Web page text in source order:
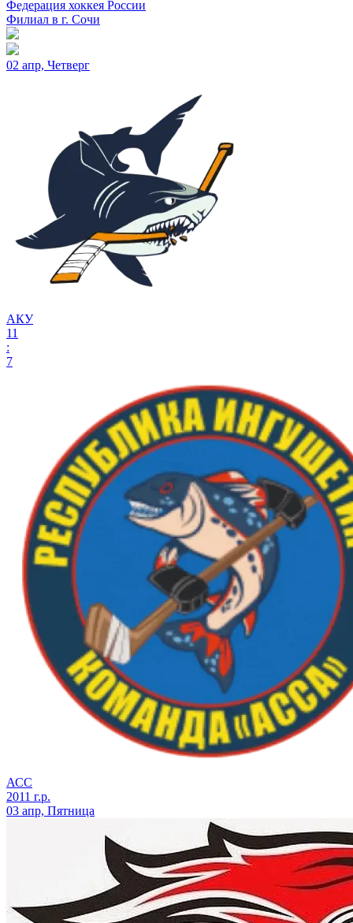
Федерация хоккея России
Филиал в г. Сочи
02 апр, Четверг
АКУ
11
:
7
АСС
2011 г.р.
03 апр, Пятница